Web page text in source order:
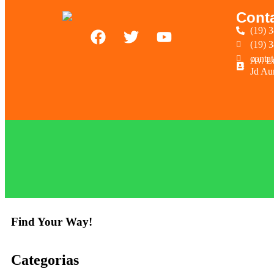
(19)
(19)
Av.
Jd
Find Your Way!
Categorias